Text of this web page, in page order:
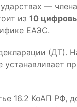
—
из 10
ЕАЭС.
(ДТ).
16.2 КоАП РФ,